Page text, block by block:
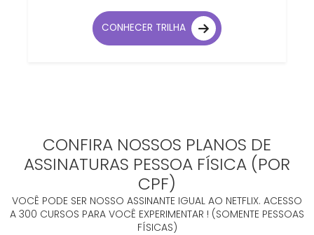
CONHECER TRILHA
CONFIRA NOSSOS PLANOS DE
ASSINATURAS PESSOA FÍSICA (POR
CPF)
VOCÊ PODE SER NOSSO ASSINANTE IGUAL AO NETFLIX. ACESSO
A 300 CURSOS PARA VOCÊ EXPERIMENTAR ! (SOMENTE PESSOAS
FÍSICAS)